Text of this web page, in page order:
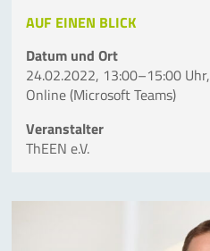
AUF EINEN BLICK
Datum und Ort
24.02.2022, 13:00–15:00 Uhr,
Online (Microsoft Teams)
Veranstalter
ThEEN e.V.